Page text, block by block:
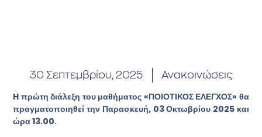
30 Σεπτεμβρίου, 2025 Ανακοινώσεις
H πρώτη διάλεξη του μαθήματος «ΠΟΙΟΤΙΚΟΣ ΕΛΕΓΧΟΣ» θα
πραγματοποιηθεί την Παρασκευή, 03 Οκτωβρίου 2025 και
ώρα 13.00.